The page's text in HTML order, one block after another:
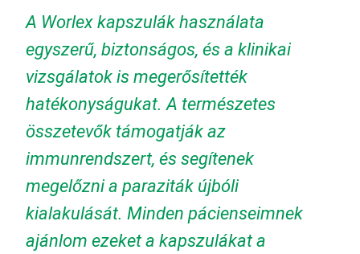
A Worlex kapszulák használata
egyszerű, biztonságos, és a klinikai
vizsgálatok is megerősítették
hatékonyságukat. A természetes
összetevők támogatják az
immunrendszert, és segítenek
megelőzni a paraziták újbóli
kialakulását. Minden pácienseimnek
ajánlom ezeket a kapszulákat a